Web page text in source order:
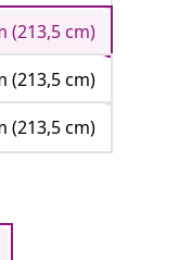
(213,5 cm)
(213,5 cm)
(213,5 cm)